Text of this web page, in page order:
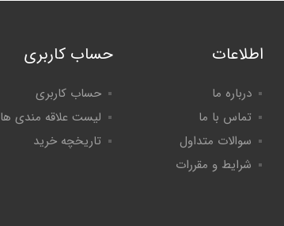
اطلاعات
درباره ما
تماس با ما
سوالات متداول
شرایط و مقررات
حساب کاربری
حساب کاربری
لیست علاقه مندی ها
تاریخچه خرید